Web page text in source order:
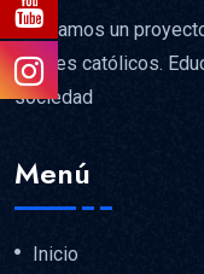
Brindamos un
valores católicos.
sociedad
Menú
Inicio